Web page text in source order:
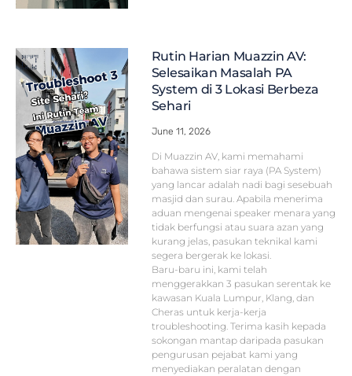
Rutin Harian Muazzin AV:
Selesaikan Masalah PA
System di 3 Lokasi Berbeza
Sehari
June 11, 2026
Di Muazzin AV, kami memahami
bahawa sistem siar raya (PA System)
yang lancar adalah nadi bagi sesebuah
masjid dan surau. Apabila menerima
aduan mengenai speaker menara yang
tidak berfungsi atau suara azan yang
kurang jelas, pasukan teknikal kami
segera bergerak ke lokasi.
Baru-baru ini, kami telah
menggerakkan 3 pasukan serentak ke
kawasan Kuala Lumpur, Klang, dan
Cheras untuk kerja-kerja
troubleshooting. Terima kasih kepada
sokongan mantap daripada pasukan
pengurusan pejabat kami yang
menyediakan peralatan dengan